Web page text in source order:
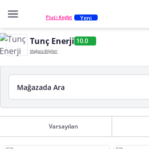
Plus'ı Keşfet Yeni
Tunç Enerji 10.0
Mağaza Bilgileri
Varsayılan